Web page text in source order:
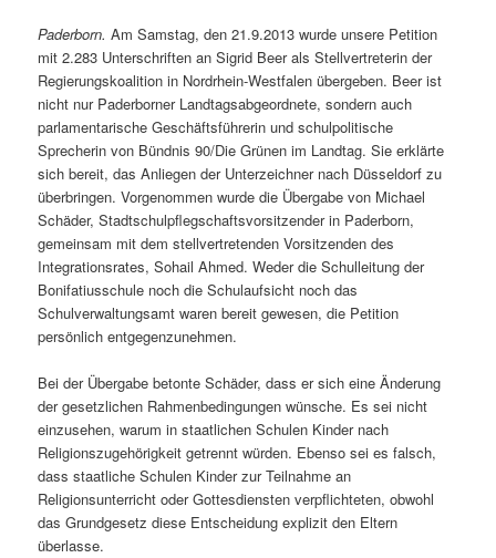
Paderborn. Am Samstag, den 21.9.2013 wurde unsere Petition
mit 2.283 Unterschriften an Sigrid Beer als Stellvertreterin der
Regierungskoalition in Nordrhein-Westfalen übergeben. Beer ist
nicht nur Paderborner Landtagsabgeordnete, sondern auch
parlamentarische Geschäftsführerin und schulpolitische
Sprecherin von Bündnis 90/Die Grünen im Landtag. Sie erklärte
sich bereit, das Anliegen der Unterzeichner nach Düsseldorf zu
überbringen. Vorgenommen wurde die Übergabe von Michael
Schäder, Stadtschulpflegschaftsvorsitzender in Paderborn,
gemeinsam mit dem stellvertretenden Vorsitzenden des
Integrationsrates, Sohail Ahmed. Weder die Schulleitung der
Bonifatiusschule noch die Schulaufsicht noch das
Schulverwaltungsamt waren bereit gewesen, die Petition
persönlich entgegenzunehmen.
Bei der Übergabe betonte Schäder, dass er sich eine Änderung
der gesetzlichen Rahmenbedingungen wünsche. Es sei nicht
einzusehen, warum in staatlichen Schulen Kinder nach
Religionszugehörigkeit getrennt würden. Ebenso sei es falsch,
dass staatliche Schulen Kinder zur Teilnahme an
Religionsunterricht oder Gottesdiensten verpflichteten, obwohl
das Grundgesetz diese Entscheidung explizit den Eltern
überlasse.